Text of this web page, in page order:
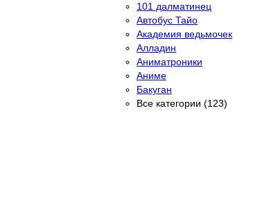
101 далматинец
Автобус Тайо
Академия ведьмочек
Алладин
Аниматроники
Аниме
Бакуган
Все категории (123)